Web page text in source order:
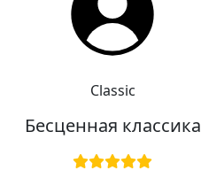
Classic
Бесценная классика